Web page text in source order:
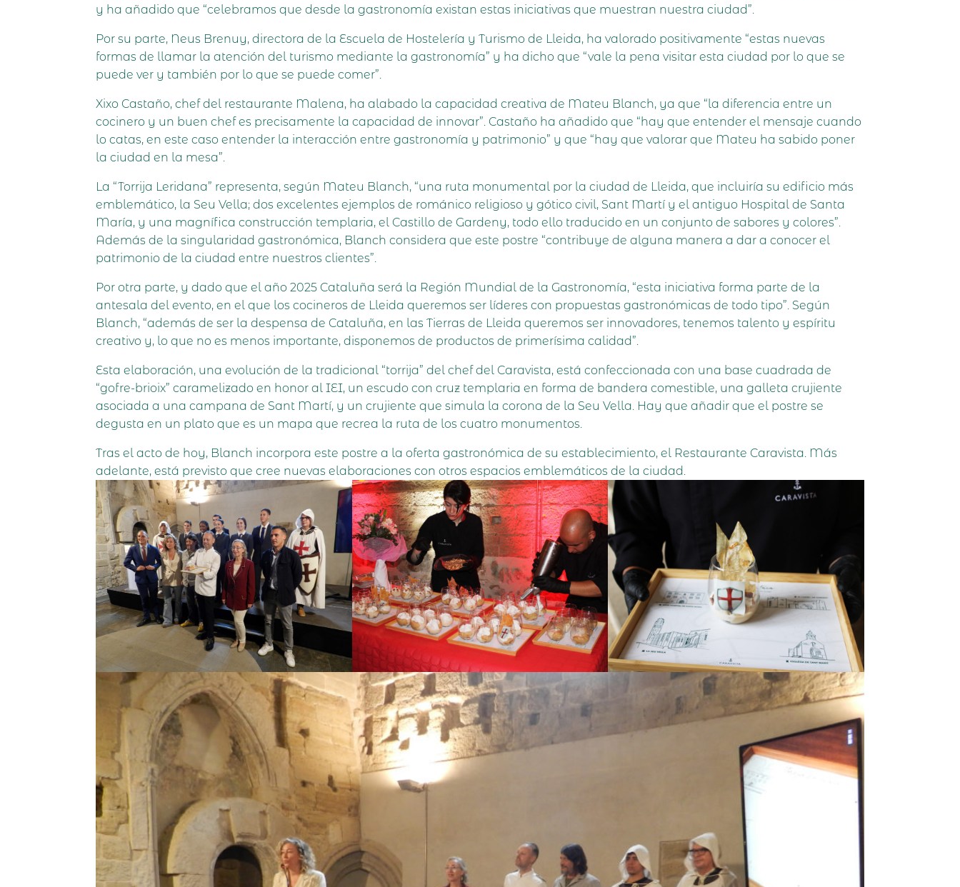
y ha añadido que “celebramos que desde la gastronomía existan estas iniciativas que muestran nuestra ciudad”.
Por su parte, Neus Brenuy, directora de la Escuela de Hostelería y Turismo de Lleida, ha valorado positivamente “estas nuevas
formas de llamar la atención del turismo mediante la gastronomía” y ha dicho que “vale la pena visitar esta ciudad por lo que se
puede ver y también por lo que se puede comer”.
Xixo Castaño, chef del restaurante Malena, ha alabado la capacidad creativa de Mateu Blanch, ya que “la diferencia entre un
cocinero y un buen chef es precisamente la capacidad de innovar”. Castaño ha añadido que “hay que entender el mensaje cuando
lo catas, en este caso entender la interacción entre gastronomía y patrimonio” y que “hay que valorar que Mateu ha sabido poner
la ciudad en la mesa”.
La “Torrija Leridana” representa, según Mateu Blanch, “una ruta monumental por la ciudad de Lleida, que incluiría su edificio más
emblemático, la Seu Vella; dos excelentes ejemplos de románico religioso y gótico civil, Sant Martí y el antiguo Hospital de Santa
María, y una magnífica construcción templaria, el Castillo de Gardeny, todo ello traducido en un conjunto de sabores y colores”.
Además de la singularidad gastronómica, Blanch considera que este postre “contribuye de alguna manera a dar a conocer el
patrimonio de la ciudad entre nuestros clientes”.
Por otra parte, y dado que el año 2025 Cataluña será la Región Mundial de la Gastronomía, “esta iniciativa forma parte de la
antesala del evento, en el que los cocineros de Lleida queremos ser líderes con propuestas gastronómicas de todo tipo”. Según
Blanch, “además de ser la despensa de Cataluña, en las Tierras de Lleida queremos ser innovadores, tenemos talento y espíritu
creativo y, lo que no es menos importante, disponemos de productos de primerísima calidad”.
Esta elaboración, una evolución de la tradicional “torrija” del chef del Caravista, está confeccionada con una base cuadrada de
“gofre-brioix” caramelizado en honor al IEI, un escudo con cruz templaria en forma de bandera comestible, una galleta crujiente
asociada a una campana de Sant Martí, y un crujiente que simula la corona de la Seu Vella. Hay que añadir que el postre se
degusta en un plato que es un mapa que recrea la ruta de los cuatro monumentos.
Tras el acto de hoy, Blanch incorpora este postre a la oferta gastronómica de su establecimiento, el Restaurante Caravista. Más
adelante, está previsto que cree nuevas elaboraciones con otros espacios emblemáticos de la ciudad.